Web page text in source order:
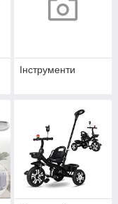
Інструменти